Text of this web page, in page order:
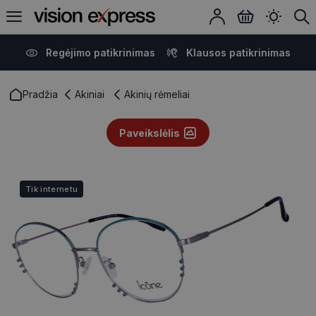
Regėjimo patikrinimas Klausos patikrinimas
Pradžia Akiniai Akinių rėmeliai
Paveikslėlis
Tik internetu